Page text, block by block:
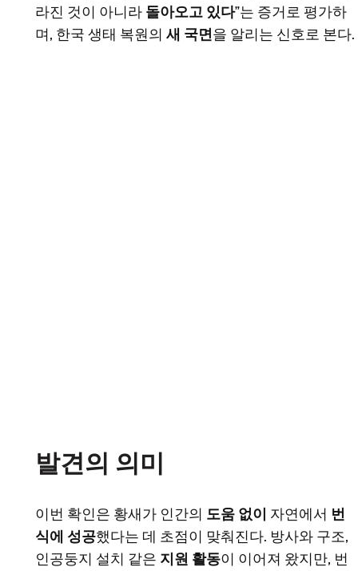
라진 것이 아니라 돌아오고 있다”는 증거로 평가하
며, 한국 생태 복원의 새 국면을 알리는 신호로 본다.
발견의 의미
이번 확인은 황새가 인간의 도움 없이 자연에서 번
식에 성공했다는 데 초점이 맞춰진다. 방사와 구조,
인공둥지 설치 같은 지원 활동이 이어져 왔지만, 번